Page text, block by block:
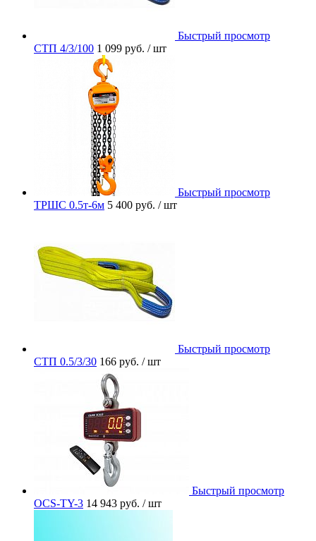
Быстрый просмотр
СТП 4/3/100 1 099 руб. / шт
Быстрый просмотр
ТРШС 0.5т-6м 5 400 руб. / шт
Быстрый просмотр
СТП 0.5/3/30 166 руб. / шт
Быстрый просмотр
OCS-TY-3 14 943 руб. / шт